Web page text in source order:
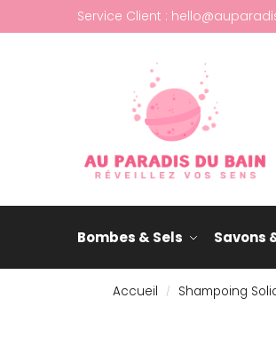
Service Client :
Bombes & Sels Savons
Accueil / Shampoing